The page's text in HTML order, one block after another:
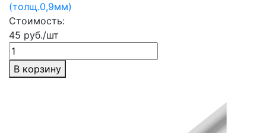
(толщ.0,9мм)
Стоимость:
45 руб./шт
В корзину